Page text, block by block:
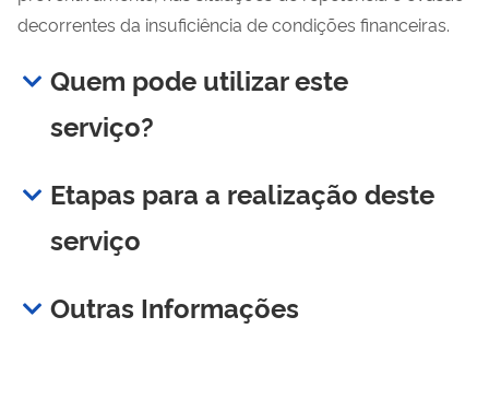
decorrentes da insuficiência de condições financeiras.
Quem pode utilizar este
serviço?
Etapas para a realização deste
serviço
Outras Informações